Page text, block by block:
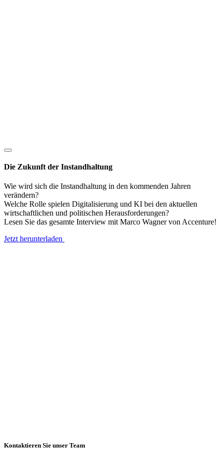
Die Zukunft der Instandhaltung
Wie wird sich die Instandhaltung in den kommenden Jahren
verändern?
Welche Rolle spielen Digitalisierung und KI bei den aktuellen
wirtschaftlichen und politischen Herausforderungen?
Lesen Sie das gesamte Interview mit Marco Wagner von Accenture!
Jetzt herunterladen
Kontaktieren Sie unser Team